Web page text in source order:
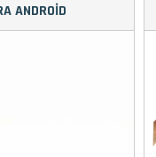
ANDROİD